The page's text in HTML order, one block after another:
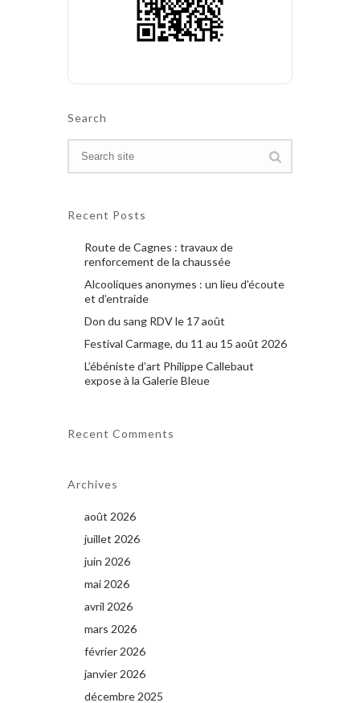
Search
Recent Posts
Route de Cagnes : travaux de
renforcement de la chaussée
Alcooliques anonymes : un lieu d’écoute
et d’entraide
Don du sang RDV le 17 août
Festival Carmage, du 11 au 15 août 2026
L’ébéniste d’art Philippe Callebaut
expose à la Galerie Bleue
Recent Comments
Archives
août 2026
juillet 2026
juin 2026
mai 2026
avril 2026
mars 2026
février 2026
janvier 2026
décembre 2025